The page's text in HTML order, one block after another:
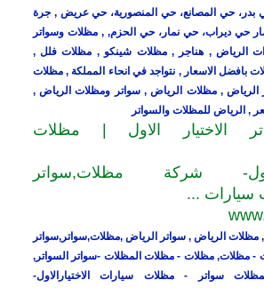
بدر، حي المصانع، حي المنصورية، حي عريض , جرة
حي ديراب، حي نمار، حي الحزم, , مظلات وسواتر
الرياض , هناجر , مظلات شينكو , مظلات فلل ,
الاسعار , نتواجد في انحاء المملكة , مظلات
الرياض , مظلات الرياض , سواتر ومظلات الرياض ,
, الرياض للمظلات والسواتر
الاختيار الاول | مظلات
شركة مظلات,سواتر
سيارات ...
الرياض , سواتر الرياض ,مظلات,سواتر,سواتر
- مظلات, مظلات - مظلات المظلات -سواتر السواتر,
سواتر - مظلات سيارات الاختيارالاول-